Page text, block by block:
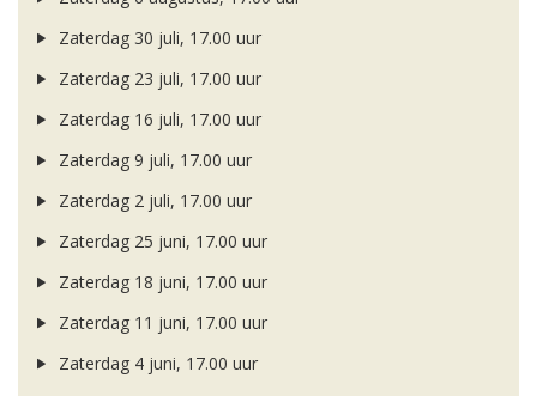
Zaterdag 30 juli, 17.00 uur
Zaterdag 23 juli, 17.00 uur
Zaterdag 16 juli, 17.00 uur
Zaterdag 9 juli, 17.00 uur
Zaterdag 2 juli, 17.00 uur
Zaterdag 25 juni, 17.00 uur
Zaterdag 18 juni, 17.00 uur
Zaterdag 11 juni, 17.00 uur
Zaterdag 4 juni, 17.00 uur